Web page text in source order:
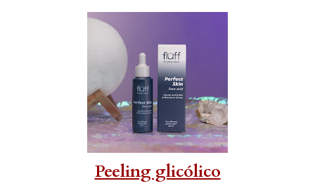
Peeling glicólico